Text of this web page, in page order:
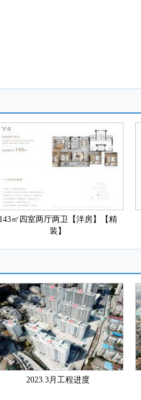
㎡四室两厅两卫【洋房】【精
装】
2023.3月工程进度